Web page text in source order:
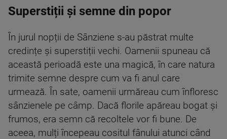
Superstiții și semne din popor
În jurul nopții de Sânziene s-au păstrat multe
credințe și superstiții vechi. Oamenii spuneau că
această perioadă este una magică, în care natura
trimite semne despre cum va fi anul care
urmează. În sate, oamenii urmăreau cum înfloresc
sânzienele pe câmp. Dacă florile apăreau bogat și
frumos, era semn că recoltele vor fi bune. De
aceea, mulți începeau cositul fânului atunci când